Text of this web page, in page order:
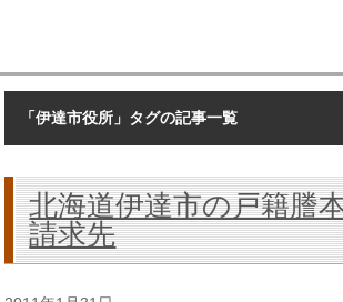
「伊達市役所」タグの記事一覧
北海道伊達市の戸籍謄
請求先